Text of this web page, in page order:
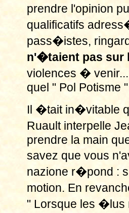
prendre l'opinion
qualificatifs
pass�istes,
n'�taient pas sur
violences �
quel " Pol Potisme
Il �tait in�vitable
Ruault interpelle
prendre la main
savez que vous
nazione r�pond :
motion. En
" Lorsque les �lus